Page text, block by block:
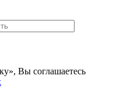
Вы соглашаетесь